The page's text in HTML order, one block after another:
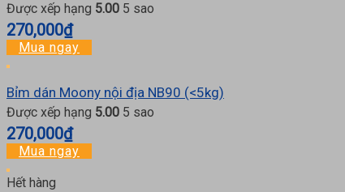
Được xếp hạng 5.00 5 sao
270,000₫
Mua ngay
Bỉm dán Moony nội địa NB90 (<5kg)
Được xếp hạng 5.00 5 sao
270,000₫
Mua ngay
Hết hàng